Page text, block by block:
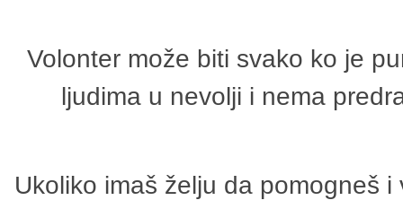
Volonter može biti svako ko je
ljudima u nevolji i nema
Ukoliko imaš želju da pomogneš